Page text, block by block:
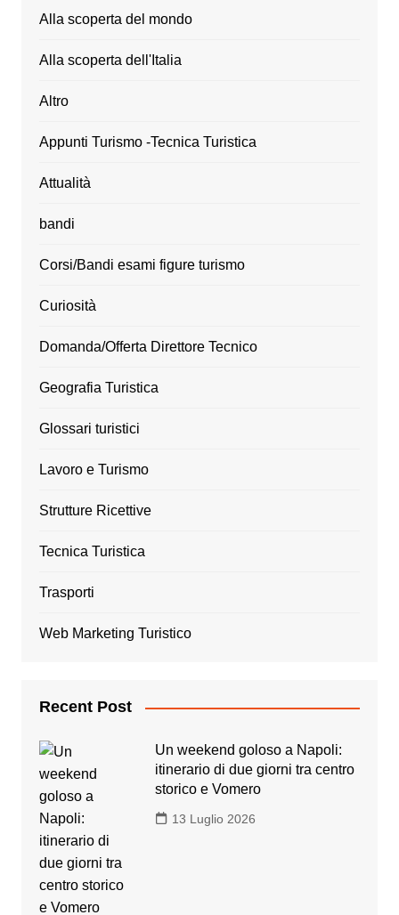
Alla scoperta del mondo
Alla scoperta dell'Italia
Altro
Appunti Turismo -Tecnica Turistica
Attualità
bandi
Corsi/Bandi esami figure turismo
Curiosità
Domanda/Offerta Direttore Tecnico
Geografia Turistica
Glossari turistici
Lavoro e Turismo
Strutture Ricettive
Tecnica Turistica
Trasporti
Web Marketing Turistico
Recent Post
Un weekend goloso a Napoli:
itinerario di due giorni tra centro
storico e Vomero
13 Luglio 2026